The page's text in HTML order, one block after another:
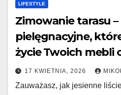
LIFESTYLE
Zimowanie tarasu –
pielęgnacyjne,
życie Twoich mebli
17 KWIETNIA, 2026
Zauważasz, jak jesienne